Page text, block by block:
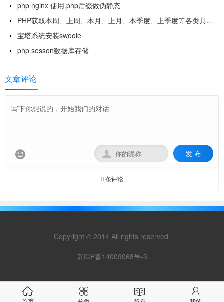
php nginx 使用.php后缀做伪静态
PHP获取本周、上周、本月、上月、本季度、上季度等各类具体时间
宝塔系统安装swoole
php sesson数据库存储
文章评论
 发 布

0条评论
Copyright © 2014 All rights reserved.
京ICP备14009068号-3